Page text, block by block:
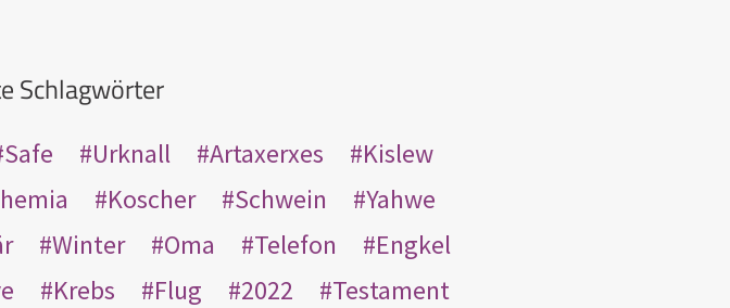
Schlagwörter
Safe Urknall Artaxerxes
Kislew
Koscher Schwein
Yahwe
Winter Oma Telefon
Engkel
Krebs Flug 2022
Testament